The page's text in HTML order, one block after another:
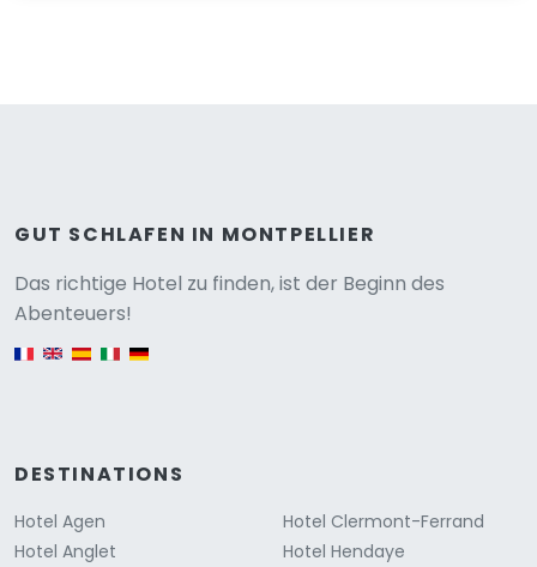
GUT SCHLAFEN IN MONTPELLIER
Das richtige Hotel zu finden, ist der Beginn des
Abenteuers!
DESTINATIONS
Hotel Agen
Hotel Anglet
Hotel Clermont-Ferrand
Hotel Hendaye